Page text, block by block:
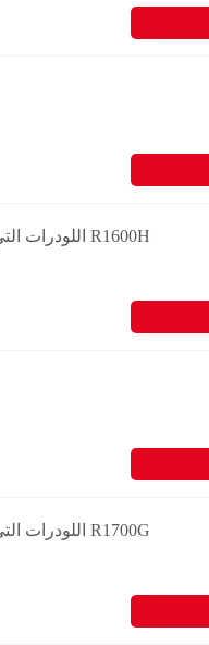
Cat اللودرات التي تعمل في المناجم الموجودة تحت الأرض R1600H
Cat اللودرات التي تعمل في المناجم الموجودة تحت الأرض R1700G